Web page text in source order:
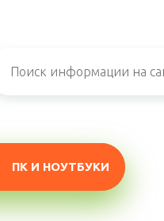
ПК И НОУТБУКИ